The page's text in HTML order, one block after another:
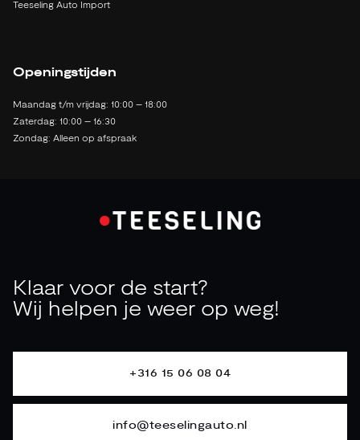
Teeseling Auto Import
Openingstijden
Maandag t/m vrijdag: 10:00 – 18:00
Zaterdag: 10:00 – 16:30
Zondag: Alleen op afspraak
Klaar voor de start?
Wij helpen je weer op weg!
+316 15 06 08 04
info@teeselingauto.nl